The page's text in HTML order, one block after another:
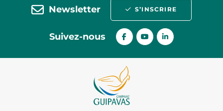
Newsletter S’INSCRIRE
Suivez-nous